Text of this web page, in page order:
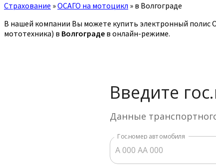
Страхование »ОСАГО на мотоцикл » в Волгограде
В нашей компании Вы можете купить электронный полис
мототехника) в Волгограде в онлайн-режиме.